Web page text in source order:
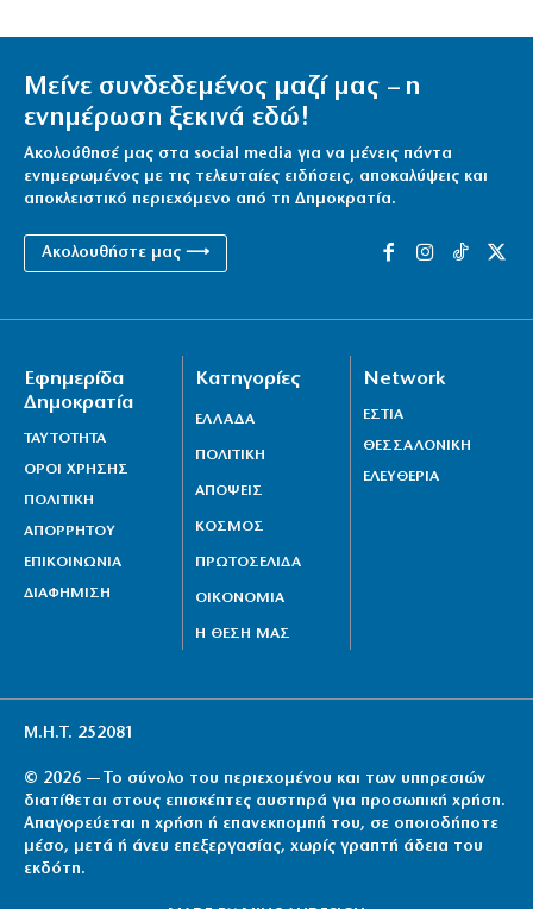
Μείνε συνδεδεμένος μαζί μας – η
ενημέρωση ξεκινά εδώ!
Ακολούθησέ μας στα social media για να μένεις πάντα
ενημερωμένος με τις τελευταίες ειδήσεις, αποκαλύψεις και
αποκλειστικό περιεχόμενο από τη Δημοκρατία.
Ακολουθήστε μας ⟶
Εφημερίδα
Δημοκρατία
ΤΑΥΤΟΤΗΤΑ
ΟΡΟΙ ΧΡΗΣΗΣ
ΠΟΛΙΤΙΚΗ
ΑΠΟΡΡΗΤΟΥ
ΕΠΙΚΟΙΝΩΝΙΑ
ΔΙΑΦΗΜΙΣΗ
Κατηγορίες
ΕΛΛΑΔΑ
ΠΟΛΙΤΙΚΗ
ΑΠΟΨΕΙΣ
ΚΟΣΜΟΣ
ΠΡΩΤΟΣΕΛΙΔΑ
ΟΙΚΟΝΟΜΙΑ
Η ΘΕΣΗ ΜΑΣ
Network
ΕΣΤΙΑ
ΘΕΣΣΑΛΟΝΙΚΗ
ΕΛΕΥΘΕΡΙΑ
Μ.Η.Τ. 252081
© 2026 — Το σύνολο του περιεχομένου και των υπηρεσιών
διατίθεται στους επισκέπτες αυστηρά για προσωπική χρήση.
Απαγορεύεται η χρήση ή επανεκπομπή του, σε οποιοδήποτε
μέσο, μετά ή άνευ επεξεργασίας, χωρίς γραπτή άδεια του
εκδότη.